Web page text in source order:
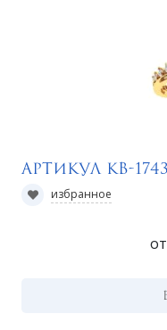
Артикул КВ-1743
избранное
от